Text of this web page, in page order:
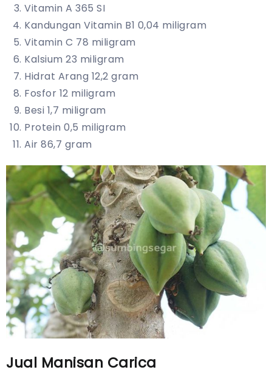
Vitamin A 365 SI
Kandungan Vitamin B1 0,04 miligram
Vitamin C 78 miligram
Kalsium 23 miligram
Hidrat Arang 12,2 gram
Fosfor 12 miligram
Besi 1,7 miligram
Protein 0,5 miligram
Air 86,7 gram
Jual Manisan Carica